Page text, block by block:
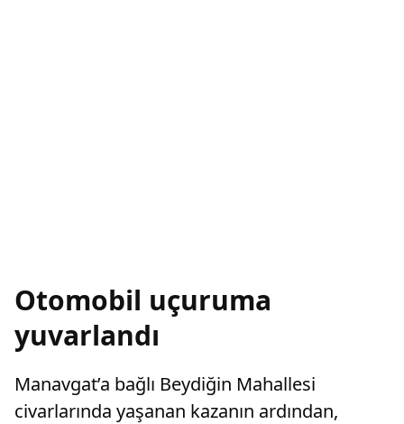
Otomobil uçuruma
yuvarlandı
Manavgat’a bağlı Beydiğin Mahallesi
civarlarında yaşanan kazanın ardından,